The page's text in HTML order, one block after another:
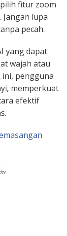
fitur zoom
lupa
pecah.
yang dapat
wajah atau
pengguna
memperkuat
efektif